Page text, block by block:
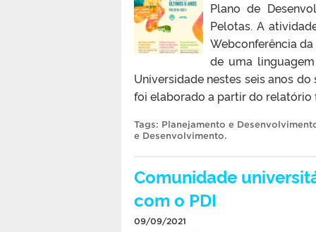
Plano de
Pelotas. A
Webconferência
de uma
Universidade nestes seis anos
foi elaborado a partir do relatório
Tags: Planejamento e
e Desenvolvimento.
Comunidade
com o PDI
09/09/2021